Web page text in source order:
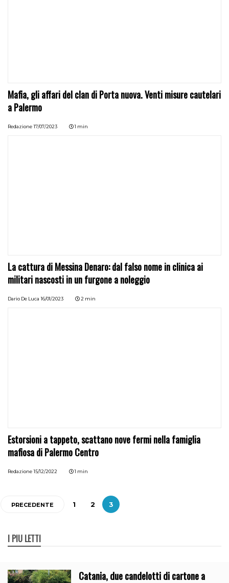
Mafia, gli affari del clan di Porta nuova. Venti misure cautelari
a Palermo
Redazione 17/07/2023 1 min
La cattura di Messina Denaro: dal falso nome in clinica ai
militari nascosti in un furgone a noleggio
Dario De Luca 16/01/2023 2 min
Estorsioni a tappeto, scattano nove fermi nella famiglia
mafiosa di Palermo Centro
Redazione 15/12/2022 1 min
PRECEDENTE 1 2 3
I PIÙ LETTI
Catania, due candelotti di cartone a